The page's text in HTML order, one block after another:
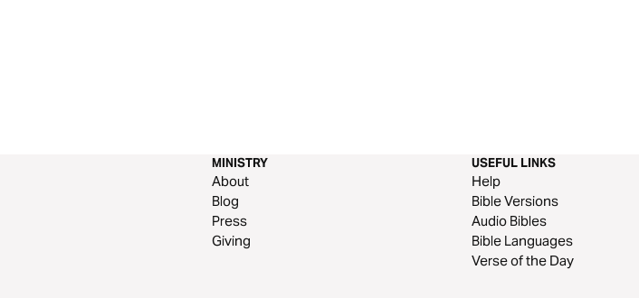
MINISTRY
About
Blog
Press
Giving
USEFUL LINKS
Help
Bible Versions
Audio Bibles
Bible Languages
Verse of the Day